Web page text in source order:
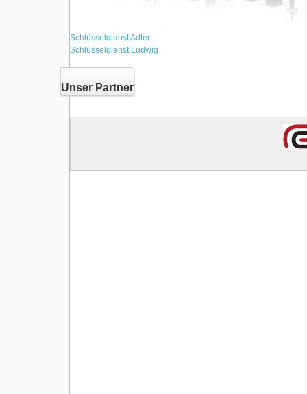
Schlüsseldienst Adler
Schlüsseldienst Ludwig
Unser Partner